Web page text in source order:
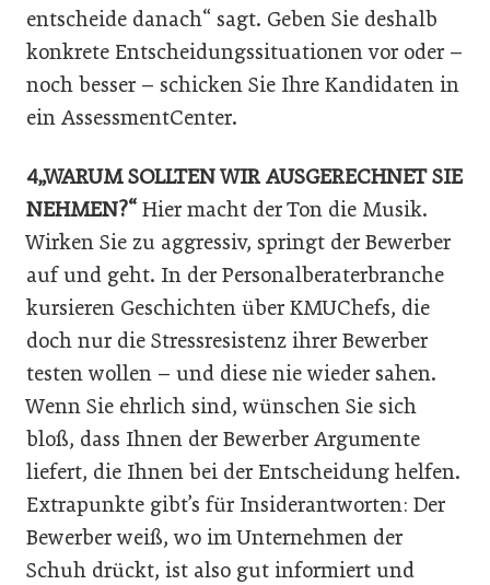
entscheide danach“ sagt. Geben Sie deshalb
konkrete Entscheidungssituationen vor oder –
noch besser – schicken Sie Ihre Kandidaten in
ein AssessmentCenter.
4„WARUM SOLLTEN WIR AUSGERECHNET SIE
NEHMEN?“ Hier macht der Ton die Musik.
Wirken Sie zu aggressiv, springt der Bewerber
auf und geht. In der Personalberaterbranche
kursieren Geschichten über KMUChefs, die
doch nur die Stressresistenz ihrer Bewerber
testen wollen – und diese nie wieder sahen.
Wenn Sie ehrlich sind, wünschen Sie sich
bloß, dass Ihnen der Bewerber Argumente
liefert, die Ihnen bei der Entscheidung helfen.
Extrapunkte gibt’s für Insiderantworten: Der
Bewerber weiß, wo im Unternehmen der
Schuh drückt, ist also gut informiert und